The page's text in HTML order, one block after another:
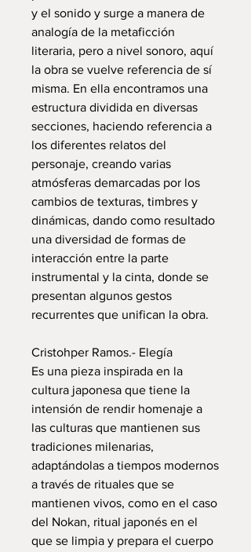
y el sonido y surge a manera de
analogía de la metaficción
literaria, pero a nivel sonoro, aquí
la obra se vuelve referencia de sí
misma. En ella encontramos una
estructura dividida en diversas
secciones, haciendo referencia a
los diferentes relatos del
personaje, creando varias
atmósferas demarcadas por los
cambios de texturas, timbres y
dinámicas, dando como resultado
una diversidad de formas de
interacción entre la parte
instrumental y la cinta, donde se
presentan algunos gestos
recurrentes que unifican la obra.
Cristohper Ramos.- Elegía
Es una pieza inspirada en la
cultura japonesa que tiene la
intensión de rendir homenaje a
las culturas que mantienen sus
tradiciones milenarias,
adaptándolas a tiempos modernos
a través de rituales que se
mantienen vivos, como en el caso
del Nokan, ritual japonés en el
que se limpia y prepara el cuerpo